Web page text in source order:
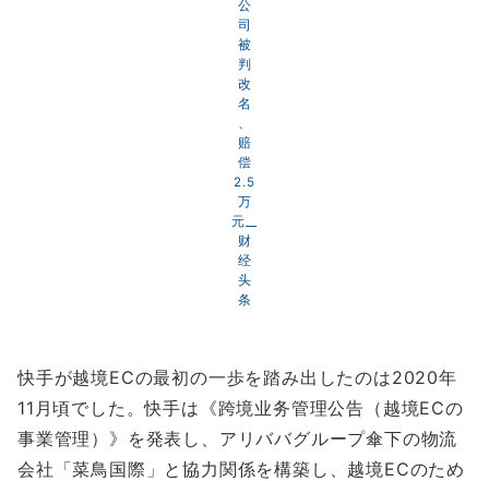
公
司
被
判
改
名
、
赔
偿
2.5
万
元__
财
经
头
条
快手が越境ECの最初の一歩を踏み出したのは2020年
11月頃でした。快手は《跨境业务管理公告（越境ECの
事業管理）》を発表し、アリババグループ傘下の物流
会社「菜鳥国際」と協力関係を構築し、越境ECのため